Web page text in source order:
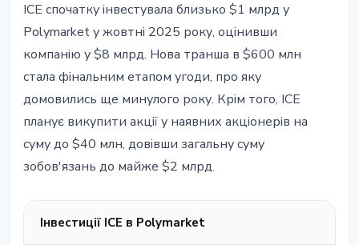
ICE спочатку інвестувала близько $1 млрд у
Polymarket у жовтні 2025 року, оцінивши
компанію у $8 млрд. Нова транша в $600 млн
стала фінальним етапом угоди, про яку
домовились ще минулого року. Крім того, ICE
планує викупити акції у наявних акціонерів на
суму до $40 млн, довівши загальну суму
зобов'язань до майже $2 млрд.
Інвестиції ICE в Polymarket